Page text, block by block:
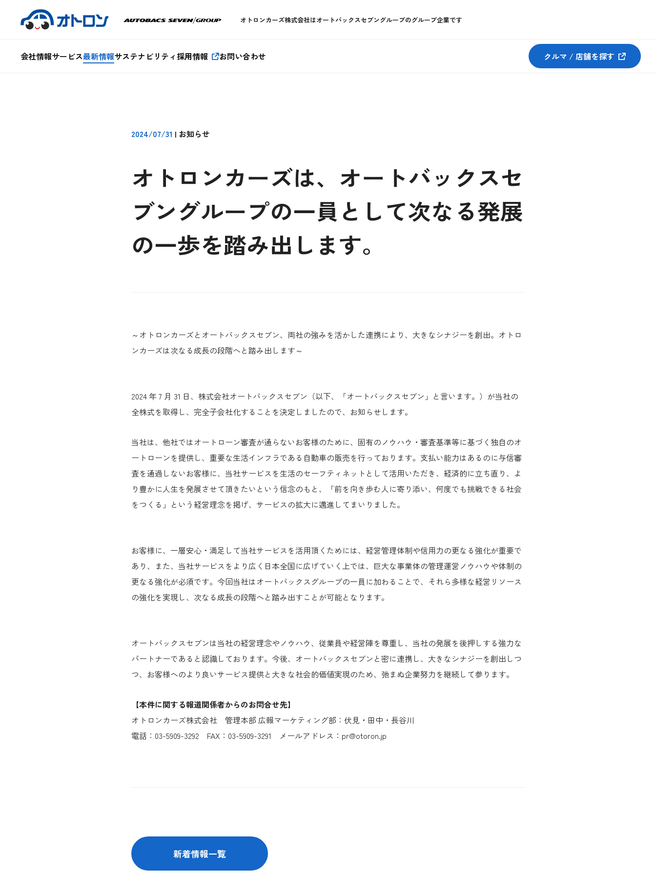
オトロンカーズ株式会社はオートバックスセブングループのグループ企業です
会社情報サービス最新情報サステナビリティ 採用情報 お問い合わせ クルマ / 店舗を探す
2024/07/31 | お知らせ
オトロンカーズは、オートバックスセ
ブングループの一員として次なる発展
の一歩を踏み出します。
～オトロンカーズとオートバックスセブン、両社の強みを活かした連携により、大きなシナジーを創出。オトロ
ンカーズは次なる成長の段階へと踏み出します～
2024 年 7 月 31 日、株式会社オートバックスセブン（以下、「オートバックスセブン」と言います。）が当社の
全株式を取得し、完全子会社化することを決定しましたので、お知らせします。
当社は、他社ではオートローン審査が通らないお客様のために、固有のノウハウ・審査基準等に基づく独自のオ
ートローンを提供し、重要な生活インフラである自動車の販売を行っております。支払い能力はあるのに与信審
査を通過しないお客様に、当社サービスを生活のセーフティネットとして活用いただき、経済的に立ち直り、よ
り豊かに人生を発展させて頂きたいという信念のもと、「前を向き歩む人に寄り添い、何度でも挑戦できる社会
をつくる」という経営理念を掲げ、サービスの拡大に邁進してまいりました。
お客様に、一層安心・満足して当社サービスを活用頂くためには、経営管理体制や信用力の更なる強化が重要で
あり、また、当社サービスをより広く日本全国に広げていく上では、巨大な事業体の管理運営ノウハウや体制の
更なる強化が必須です。今回当社はオートバックスグループの一員に加わることで、それら多様な経営リソース
の強化を実現し、次なる成長の段階へと踏み出すことが可能となります。
オートバックスセブンは当社の経営理念やノウハウ、従業員や経営陣を尊重し、当社の発展を後押しする強力な
パートナーであると認識しております。今後、オートバックスセブンと密に連携し、大きなシナジーを創出しつ
つ、お客様へのより良いサービス提供と大きな社会的価値実現のため、弛まぬ企業努力を継続して参ります。
【本件に関する報道関係者からのお問合せ先】
オトロンカーズ株式会社 管理本部 広報マーケティング部：伏見・田中・長谷川
電話：03-5909-3292 FAX：03-5909-3291 メールアドレス：pr@otoron.jp
新着情報一覧